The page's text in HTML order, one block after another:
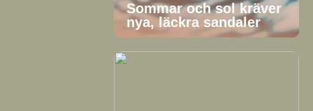
Sommar och sol kräver
nya, läckra sandaler